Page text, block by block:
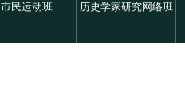
市民运动班 历史学家研究网络班